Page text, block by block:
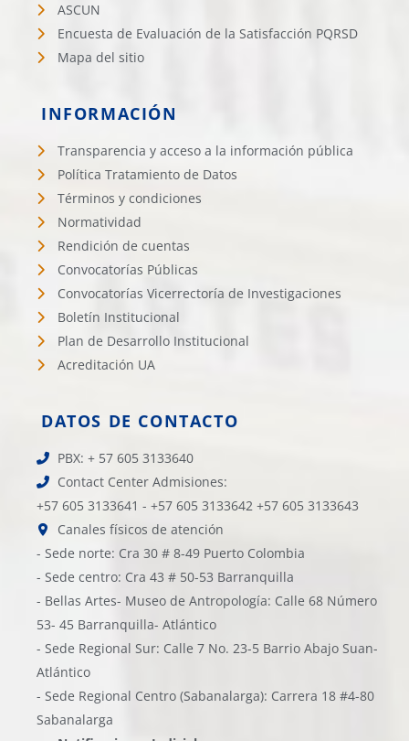
ASCUN
Encuesta de Evaluación de la Satisfacción PQRSD
Mapa del sitio
INFORMACIÓN
Transparencia y acceso a la información pública
Política Tratamiento de Datos
Términos y condiciones
Normatividad
Rendición de cuentas
Convocatorías Públicas
Convocatorías Vicerrectoría de Investigaciones
Boletín Institucional
Plan de Desarrollo Institucional
Acreditación UA
DATOS DE CONTACTO
PBX: + 57 605 3133640
Contact Center Admisiones:
+57 605 3133641 - +57 605 3133642 +57 605 3133643
Canales físicos de atención
- Sede norte: Cra 30 # 8-49 Puerto Colombia
- Sede centro: Cra 43 # 50-53 Barranquilla
- Bellas Artes- Museo de Antropología: Calle 68 Número
53- 45 Barranquilla- Atlántico
- Sede Regional Sur: Calle 7 No. 23-5 Barrio Abajo Suan-
Atlántico
- Sede Regional Centro (Sabanalarga): Carrera 18 #4-80
Sabanalarga